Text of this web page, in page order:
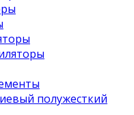
полужесткий